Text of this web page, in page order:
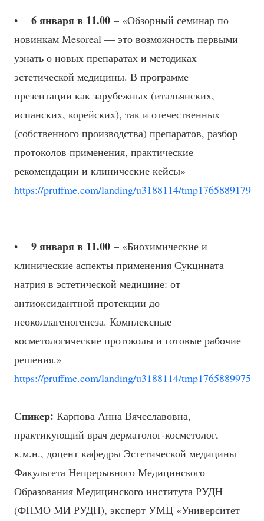
• 6 января в 11.00 – «Обзорный семинар по
новинкам Mesoreal — это возможность первыми
узнать о новых препаратах и методиках
эстетической медицины. В программе —
презентации как зарубежных (итальянских,
испанских, корейских), так и отечественных
(собственного производства) препаратов, разбор
протоколов применения, практические
рекомендации и клинические кейсы»
https://pruffme.com/landing/u3188114/tmp1765889179
• 9 января в 11.00 – «Биохимические и
клинические аспекты применения Сукцината
натрия в эстетической медицине: от
антиоксидантной протекции до
неоколлагеногенеза. Комплексные
косметологические протоколы и готовые рабочие
решения.»
https://pruffme.com/landing/u3188114/tmp1765889975
Спикер: Карпова Анна Вячеславовна,
практикующий врач дерматолог-косметолог,
к.м.н., доцент кафедры Эстетической медицины
Факультета Непрерывного Медицинского
Образования Медицинского института РУДН
(ФНМО МИ РУДН), эксперт УМЦ «Университет